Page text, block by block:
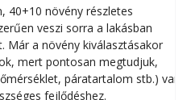
40+10 növény részletes
veszi sorra a lakásban
Már a növény kiválasztásakor
mert pontosan megtudjuk,
páratartalom stb.) van
fejlődéshez.